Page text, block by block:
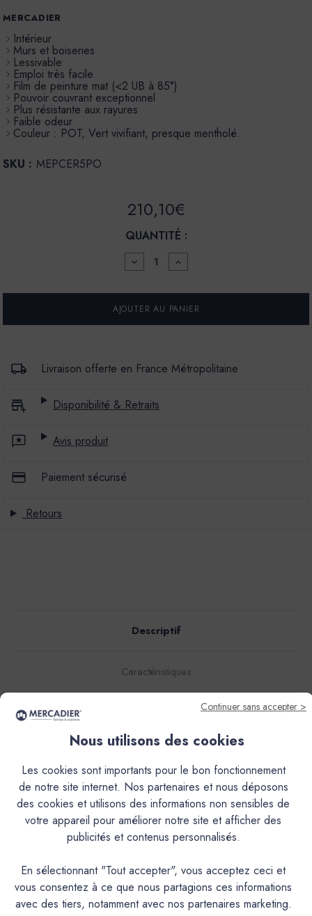
MERCADIER
Intérieur
Murs et boiseries
Lessivable
Emploi très facile
Film de peinture mat (<2 UB à 85°)
Pouvoir couvrant exceptionnel
Plus résistante aux rayures
Faible odeur
Couleur : POT, Vert vivifiant, presque mentholé.
SKU : MEPCER5PO
210,10€
QUANTITÉ :
DIMINUER
LA
POUR
PEINTURE
CÉRAMAT
PROFOND
-
-
AUGMENTER
LA
POUR
PEINTURE
CÉRAMAT
PROFOND
-
Livraison offerte en France Métropolitaine
Disponibilité & Retraits
Avis produit
Paiement sécurisé
Retours
Descriptif
Caractéristiques
Documentation Technique
La Céramat est une peinture en phase aqueuse, d’aspect
mat, à base de résines acryliques pures et de charges de
céramique pour une résistance accrue au lustrage, utilisable
en peinture de protection et de décoration en intérieur.
PRODUIT
DESCRIPTION Peinture acrylique mate lavable
Continuer sans accepter >
Nous utilisons des cookies
Les cookies sont importants pour le bon fonctionnement
de notre site internet. Nos partenaires et nous déposons
des cookies et utilisons des informations non sensibles de
votre appareil pour améliorer notre site et afficher des
publicités et contenus personnalisés.
En sélectionnant "Tout accepter", vous acceptez ceci et
vous consentez à ce que nous partagions ces informations
avec des tiers, notamment avec nos partenaires marketing.